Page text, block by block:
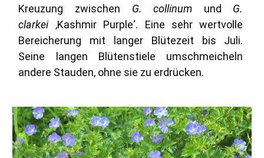
Kreuzung zwischen G. collinum und G.
clarkei‚Kashmir Purple‘. Eine sehr wertvolle
Bereicherung mit langer Blütezeit bis Juli.
Seine langen Blütenstiele umschmeicheln
andere Stauden, ohne sie zu erdrücken.